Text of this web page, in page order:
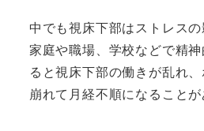
中でも視床下部はストレスの
家庭や職場、学校などで精
ると視床下部の働きが乱れ
崩れて月経不順になることが